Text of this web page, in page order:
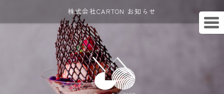
株式会社CARTON お知らせ